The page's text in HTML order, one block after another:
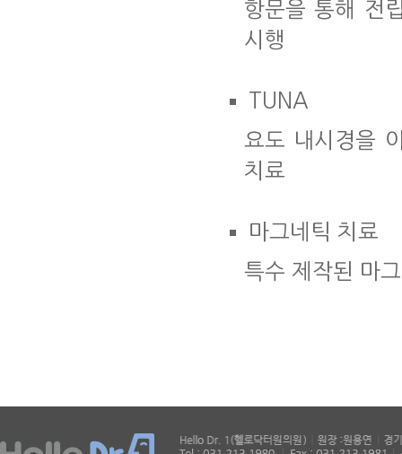
항문을 통해 전
시행
TUNA
요도 내시경을
치료
마그네틱 치료
특수 제작된 마